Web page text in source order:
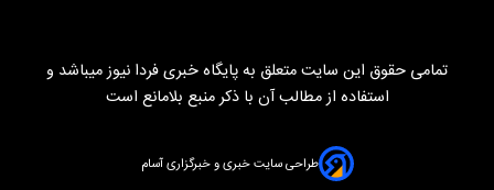
تمامی حقوق این سایت متعلق به پایگاه خبری فردا نیوز میباشد و
استفاده از مطالب آن با ذکر منبع بلامانع است
طراحی سایت خبری و خبرگزاری آسام